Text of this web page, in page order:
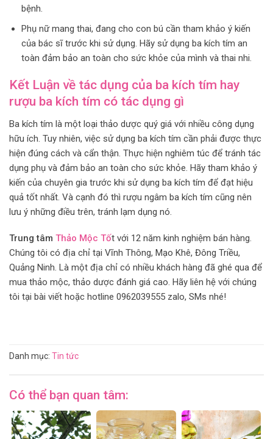
bệnh.
Phụ nữ mang thai, đang cho con bú cần tham khảo ý kiến
của bác sĩ trước khi sử dụng. Hãy sử dụng ba kích tím an
toàn đảm bảo an toàn cho sức khỏe của mình và thai nhi.
Kết Luận về tác dụng của ba kích tím hay
rượu ba kích tím có tác dụng gì
Ba kích tím là một loại thảo dược quý giá với nhiều công dụng
hữu ích. Tuy nhiên, việc sử dụng ba kích tím cần phải được thực
hiện đúng cách và cẩn thận. Thực hiện nghiêm túc để tránh tác
dụng phụ và đảm bảo an toàn cho sức khỏe. Hãy tham khảo ý
kiến của chuyên gia trước khi sử dụng ba kích tím để đạt hiệu
quả tốt nhất. Và cạnh đó thì rượu ngâm ba kích tím cũng nên
lưu ý những điều trên, tránh lạm dụng nó.
Trung tâm Thảo Mộc Tốt với 12 năm kinh nghiệm bán hàng.
Chúng tôi có địa chỉ tại Vĩnh Thông, Mạo Khê, Đông Triều,
Quảng Ninh. Là một địa chỉ có nhiều khách hàng đã ghé qua để
mua thảo mộc, thảo dược đánh giá cao. Hãy liên hệ với chúng
tôi tại bài viết hoặc hotline 0962039555 zalo, SMs nhé!
Danh mục: Tin tức
Có thể bạn quan tâm: